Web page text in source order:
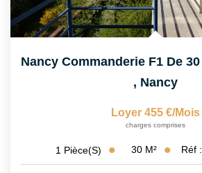
, Nancy
Loyer 455 €/mois
charges comprises
1 Pièce(s) 30 M² Réf :